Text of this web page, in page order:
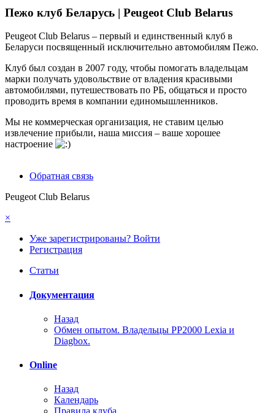
Пежо клуб Беларусь | Peugeot Club Belarus
Peugeot Club Belarus – первый и единственный клуб в
Беларуси посвященный исключительно автомобилям Пежо.
Клуб был создан в 2007 году, чтобы помогать владельцам
марки получать удовольствие от владения красивыми
автомобилями, путешествовать по РБ, общаться и просто
проводить время в компании единомышленников.
Мы не коммерческая организация, не ставим целью
извлечение прибыли, наша миссия – ваше хорошее
настроение
Обратная связь
Peugeot Club Belarus
×
Уже зарегистрированы? Войти
Регистрация
Статьи
Документация
Назад
Обмен опытом. Владельцы PP2000 Lexia и
Diagbox.
Online
Назад
Календарь